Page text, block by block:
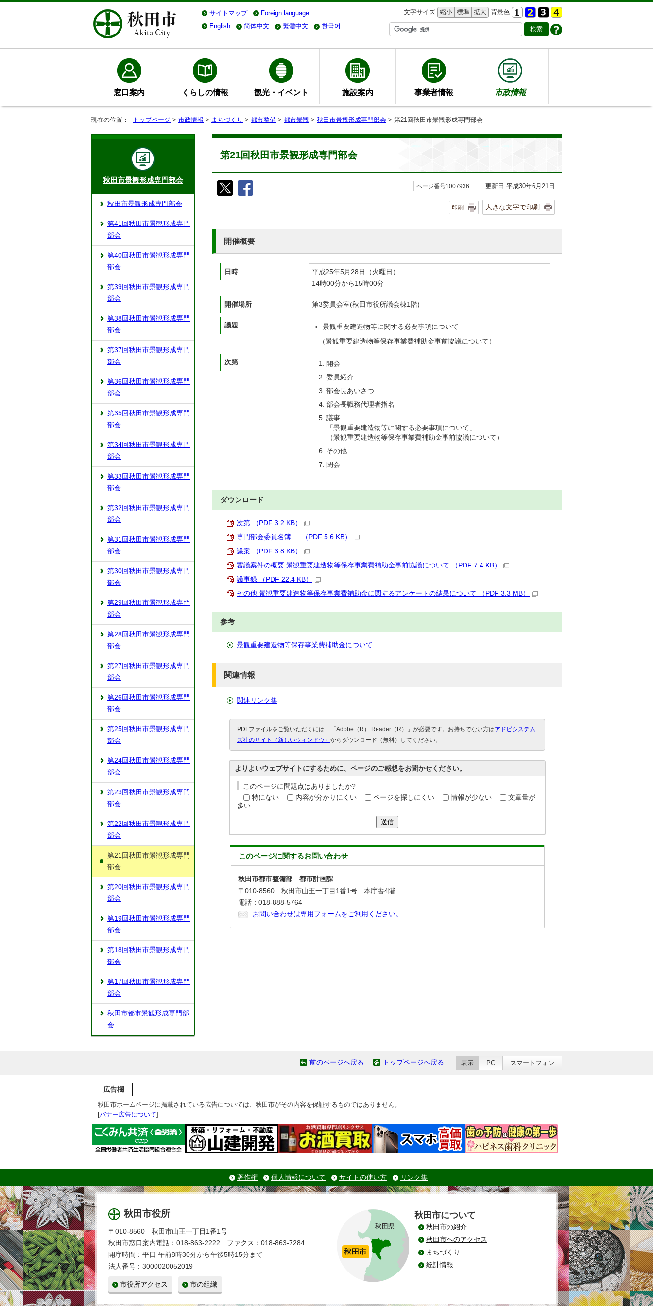
サイトマップ Foreign language 文字サイズ 縮小 標準 拡大 背景色
English
简体中文 繁體中文 한국어
窓口案内 くらしの情報 観光・イベント 施設案内 事業者情報 市政情報
現在の位置： トップページ > 市政情報 > まちづくり > 都市整備 > 都市景観 > 秋田市景観形成専門部会 > 第21回秋田市景観形成専門部会
第21回秋田市景観形成専門部会
ページ番号1007936 更新日 平成30年6月21日
印刷 大きな文字で印刷
開催概要
日時
平成25年5月28日（火曜日）
14時00分から15時00分
開催場所 第3委員会室(秋田市役所議会棟1階)
議題
景観重要建造物等に関する必要事項について
（景観重要建造物等保存事業費補助金事前協議について）
次第
開会
委員紹介
部会長あいさつ
部会長職務代理者指名
議事
「景観重要建造物等に関する必要事項について」
（景観重要建造物等保存事業費補助金事前協議について）
その他
閉会
ダウンロード
次第 （PDF 3.2 KB）
専門部会委員名簿 （PDF 5.6 KB）
議案 （PDF 3.8 KB）
審議案件の概要 景観重要建造物等保存事業費補助金事前協議について （PDF 7.4 KB）
議事録 （PDF 22.4 KB）
その他 景観重要建造物等保存事業費補助金に関するアンケートの結果について （PDF 3.3 MB）
参考
景観重要建造物等保存事業費補助金について
関連情報
関連リンク集
PDFファイルをご覧いただくには、「Adobe（R） Reader（R）」が必要です。お持ちでない方はアドビシステム
ズ社のサイト（新しいウィンドウ） からダウンロード（無料）してください。
よりよいウェブサイトにするために、ページのご感想をお聞かせください。
このページに問題点はありましたか?
特にない
内容が分かりにくい ページを探しにくい 情報が少ない
文章量が
多い
送信
このページに関するお問い合わせ
秋田市都市整備部 都市計画課
〒010-8560 秋田市山王一丁目1番1号 本庁舎4階
電話：018-888-5764
お問い合わせは専用フォームをご利用ください。
秋田市景観形成専門部会
秋田市景観形成専門部会
第41回秋田市景観形成専門
部会
第40回秋田市景観形成専門
部会
第39回秋田市景観形成専門
部会
第38回秋田市景観形成専門
部会
第37回秋田市景観形成専門
部会
第36回秋田市景観形成専門
部会
第35回秋田市景観形成専門
部会
第34回秋田市景観形成専門
部会
第33回秋田市景観形成専門
部会
第32回秋田市景観形成専門
部会
第31回秋田市景観形成専門
部会
第30回秋田市景観形成専門
部会
第29回秋田市景観形成専門
部会
第28回秋田市景観形成専門
部会
第27回秋田市景観形成専門
部会
第26回秋田市景観形成専門
部会
第25回秋田市景観形成専門
部会
第24回秋田市景観形成専門
部会
第23回秋田市景観形成専門
部会
第22回秋田市景観形成専門
部会
第21回秋田市景観形成専門
部会
第20回秋田市景観形成専門
部会
第19回秋田市景観形成専門
部会
第18回秋田市景観形成専門
部会
第17回秋田市景観形成専門
部会
秋田市都市景観形成専門部
会
前のページへ戻る トップページへ戻る 表示 PC スマートフォン
広告欄
秋田市ホームページに掲載されている広告については、秋田市がその内容を保証するものではありません。
[バナー広告について]
著作権 個人情報について サイトの使い方 リンク集
秋田市役所
〒010-8560 秋田市山王一丁目1番1号
秋田市窓口案内電話：018-863-2222 ファクス：018-863-7284
開庁時間：平日 午前8時30分から午後5時15分まで
法人番号：3000020052019
市役所アクセス 市の組織
秋田市について
秋田市の紹介
秋田市へのアクセス
まちづくり
統計情報